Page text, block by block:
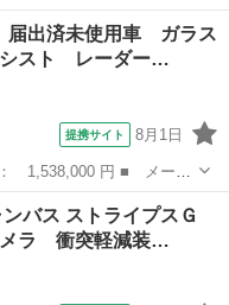
レード名： ファンク
置 両側電動ドア シー
届出済未使用車 ガラス
スト レーダー…
提携サイト 8月1日
グレード名： Ｇ 届出
ト レーダークルーズコ
ンバス ストライプスＧ
ラ 衝突軽減装…